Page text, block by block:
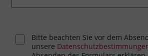
Bitte beachten Sie vor dem
unsere